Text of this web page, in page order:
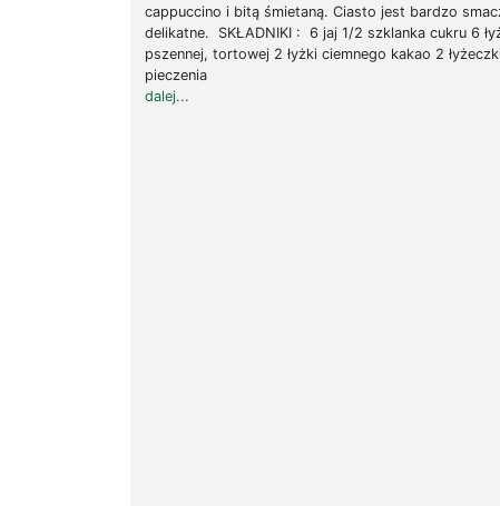
cappuccino i bitą śmietaną. Ciasto jest bardzo
delikatne. SKŁADNIKI : 6 jaj 1/2 szklanka cukru 6
pszennej, tortowej 2 łyżki ciemnego kakao 2
pieczenia
dalej...